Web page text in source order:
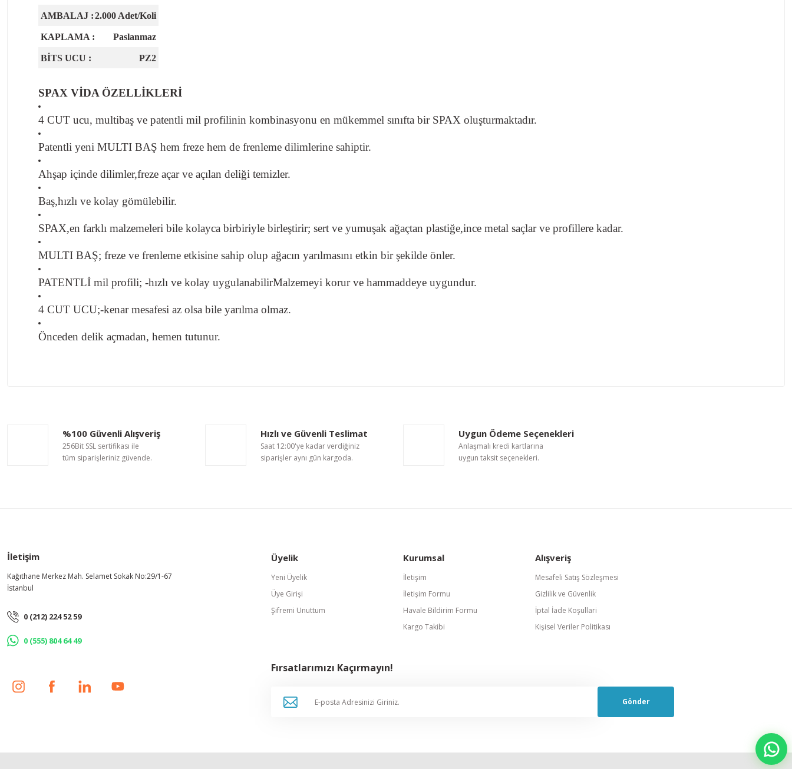
AMBALAJ :2.000 Adet/Koli
KAPLAMA : Paslanmaz
BİTS UCU : PZ2
SPAX VİDA ÖZELLİKLERİ
4 CUT ucu, multibaş ve patentli mil profilinin kombinasyonu en mükemmel sınıfta bir SPAX oluşturmaktadır.
Patentli yeni MULTI BAŞ hem freze hem de frenleme dilimlerine sahiptir.
Ahşap içinde dilimler,freze açar ve açılan deliği temizler.
Baş,hızlı ve kolay gömülebilir.
SPAX,en farklı malzemeleri bile kolayca birbiriyle birleştirir; sert ve yumuşak ağaçtan plastiğe,ince metal saçlar ve profillere kadar.
MULTI BAŞ; freze ve frenleme etkisine sahip olup ağacın yarılmasını etkin bir şekilde önler.
PATENTLİ mil profili; -hızlı ve kolay uygulanabilirMalzemeyi korur ve hammaddeye uygundur.
4 CUT UCU;-kenar mesafesi az olsa bile yarılma olmaz.
Önceden delik açmadan, hemen tutunur.
Ürün açıklamasında eksik bilgiler bulunuyor.
Ürün bilgilerinde hatalar bulunuyor.
%100 Güvenli Alışveriş
256Bit SSL sertifikası ile
tüm siparişleriniz güvende.
Hızlı ve Güvenli Teslimat
Saat 12:00'ye kadar verdiğiniz
siparişler aynı gün kargoda.
Uygun Ödeme Seçenekleri
Anlaşmalı kredi kartlarına
uygun taksit seçenekleri.
İletişim
Kağıthane Merkez Mah. Selamet Sokak No:29/1-67
İstanbul
0 (212) 224 52 59
0 (555) 804 64 49
Üyelik
Yeni Üyelik
Üye Girişi
Şifremi Unuttum
Kurumsal
İletişim
İletişim Formu
Havale Bildirim Formu
Kargo Takibi
Alışveriş
Mesafeli Satış Sözleşmesi
Gizlilik ve Güvenlik
İptal İade Koşullari
Kişisel Veriler Politikası
Fırsatlarımızı Kaçırmayın!
Gönder